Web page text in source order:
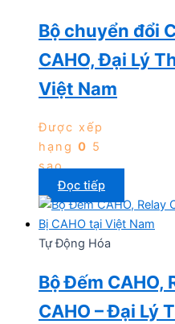
Bộ chuyển đổi
CAHO, Đại Lý
Việt Nam
Được xếp
hạng 0 5
sao
Đọc tiếp
Tự Động Hóa
Bộ Đếm CAHO,
CAHO – Đại Lý